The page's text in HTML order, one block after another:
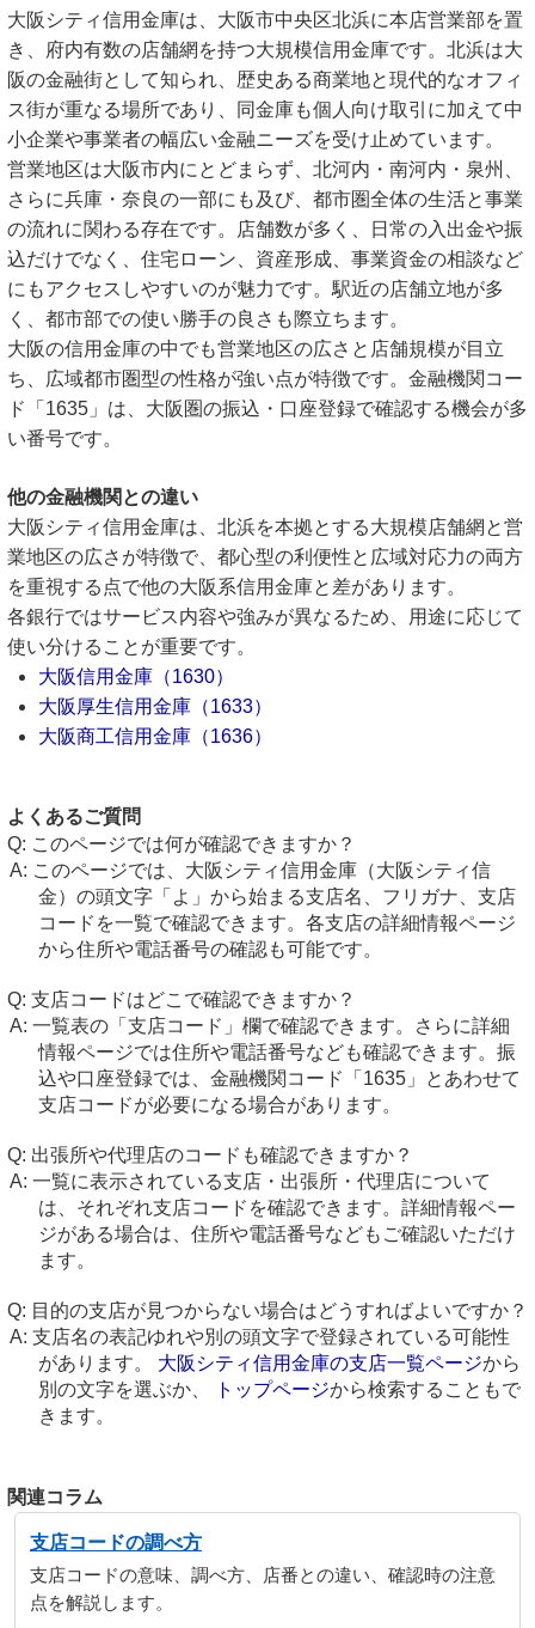
大阪シティ信用金庫は、大阪市中央区北浜に本店営業部を置
き、府内有数の店舗網を持つ大規模信用金庫です。北浜は大
阪の金融街として知られ、歴史ある商業地と現代的なオフィ
ス街が重なる場所であり、同金庫も個人向け取引に加えて中
小企業や事業者の幅広い金融ニーズを受け止めています。
営業地区は大阪市内にとどまらず、北河内・南河内・泉州、
さらに兵庫・奈良の一部にも及び、都市圏全体の生活と事業
の流れに関わる存在です。店舗数が多く、日常の入出金や振
込だけでなく、住宅ローン、資産形成、事業資金の相談など
にもアクセスしやすいのが魅力です。駅近の店舗立地が多
く、都市部での使い勝手の良さも際立ちます。
大阪の信用金庫の中でも営業地区の広さと店舗規模が目立
ち、広域都市圏型の性格が強い点が特徴です。金融機関コー
ド「1635」は、大阪圏の振込・口座登録で確認する機会が多
い番号です。
他の金融機関との違い
大阪シティ信用金庫は、北浜を本拠とする大規模店舗網と営
業地区の広さが特徴で、都心型の利便性と広域対応力の両方
を重視する点で他の大阪系信用金庫と差があります。
各銀行ではサービス内容や強みが異なるため、用途に応じて
使い分けることが重要です。
大阪信用金庫（1630）
大阪厚生信用金庫（1633）
大阪商工信用金庫（1636）
よくあるご質問
このページでは何が確認できますか？
このページでは、大阪シティ信用金庫（大阪シティ信
金）の頭文字「よ」から始まる支店名、フリガナ、支店
コードを一覧で確認できます。各支店の詳細情報ページ
から住所や電話番号の確認も可能です。
支店コードはどこで確認できますか？
一覧表の「支店コード」欄で確認できます。さらに詳細
情報ページでは住所や電話番号なども確認できます。振
込や口座登録では、金融機関コード「1635」とあわせて
支店コードが必要になる場合があります。
出張所や代理店のコードも確認できますか？
一覧に表示されている支店・出張所・代理店について
は、それぞれ支店コードを確認できます。詳細情報ペー
ジがある場合は、住所や電話番号などもご確認いただけ
ます。
目的の支店が見つからない場合はどうすればよいですか？
支店名の表記ゆれや別の頭文字で登録されている可能性
があります。 大阪シティ信用金庫の支店一覧ページから
別の文字を選ぶか、
トップページから検索することもで
きます。
関連コラム
支店コードの調べ方
支店コードの意味、調べ方、店番との違い、確認時の注意
点を解説します。